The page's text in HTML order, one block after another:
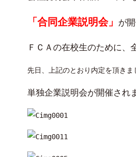
「合同企業説明会」 が
ＦＣＡの在校生のために、
先日、上記のとおり内定を頂き
単独企業説明会が開催され